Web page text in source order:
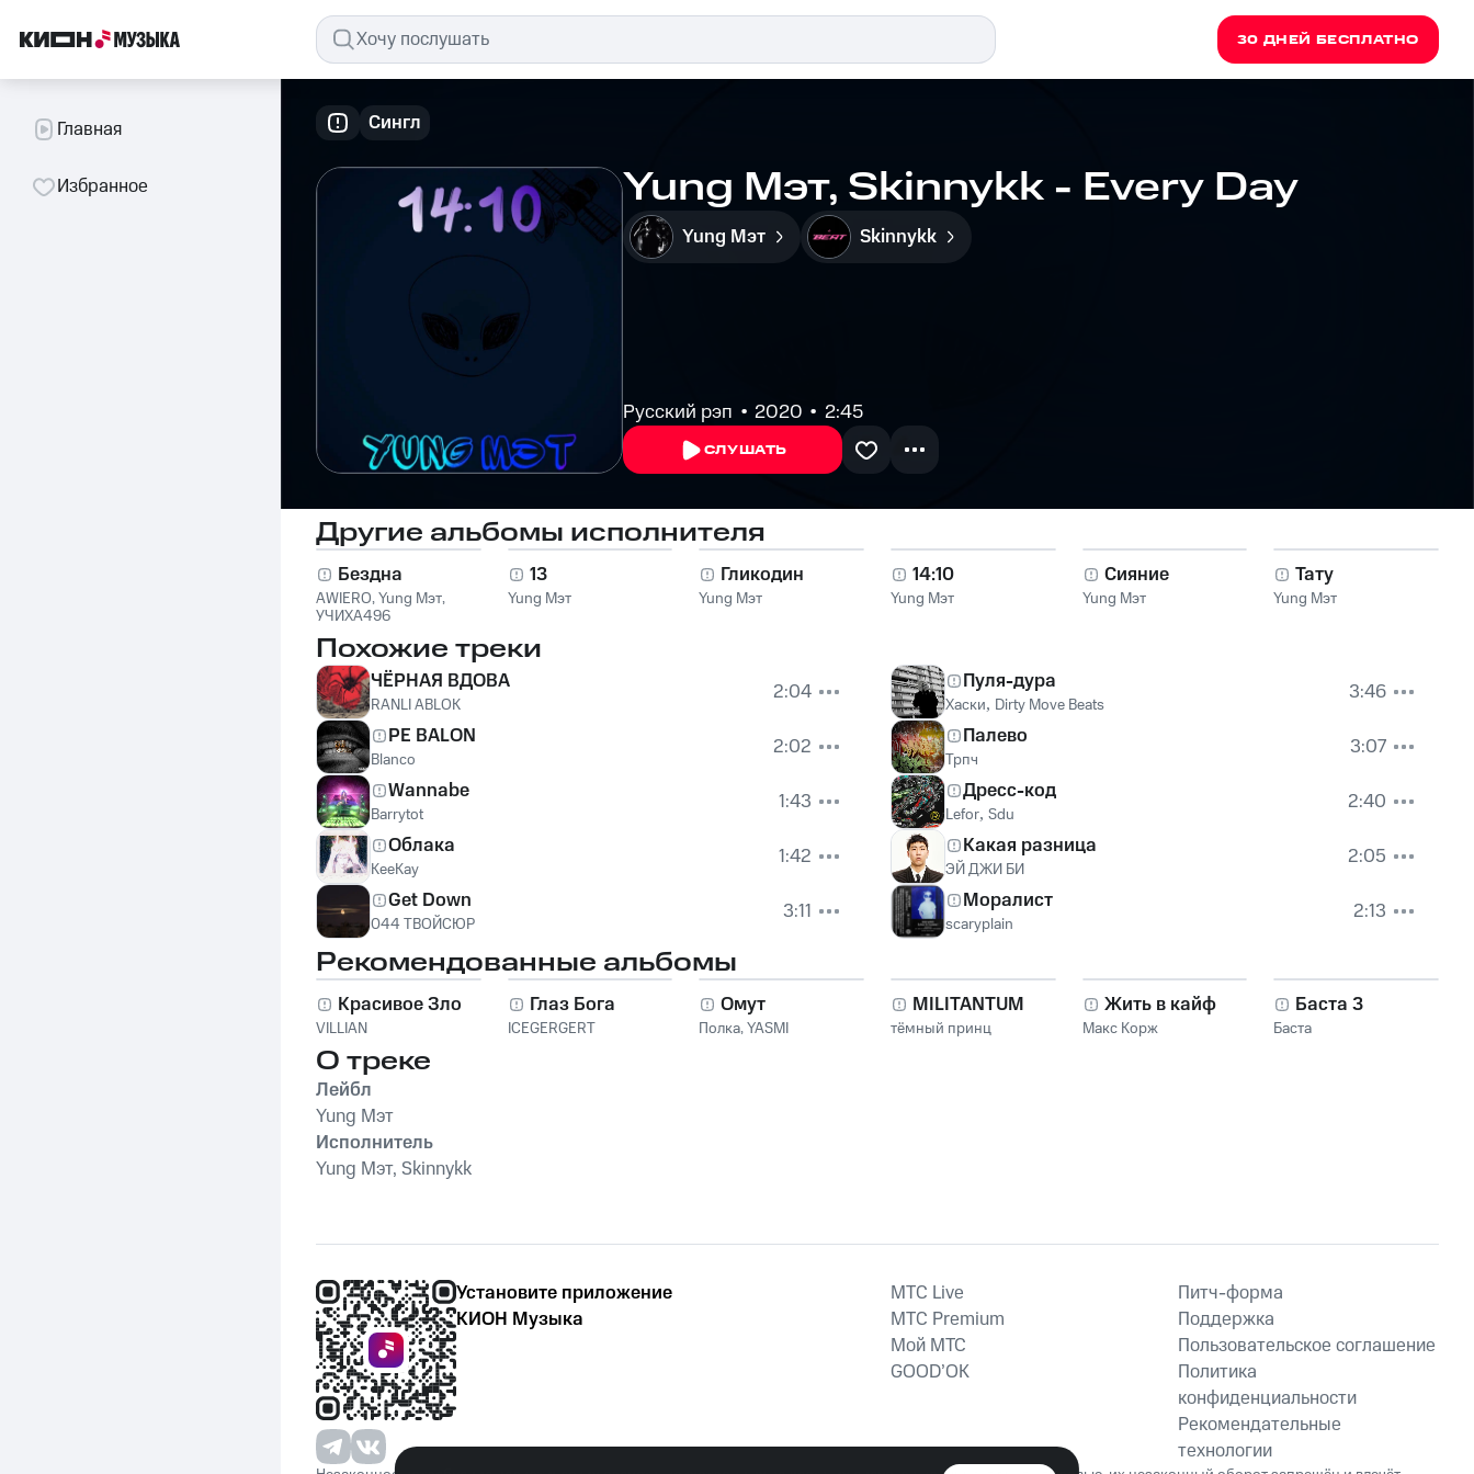
30 ДНЕЙ БЕСПЛАТНО
Главная
Избранное
Сингл
Yung Мэт, Skinnykk - Every Day
Yung Мэт Skinnykk
Русский рэп 2020 2:45
СЛУШАТЬ
Другие альбомы исполнителя
Бездна
AWIERO,Yung Мэт,
УЧИХА496
13
Yung Мэт
Гликодин
Yung Мэт
14:10
Yung Мэт
Сияние
Yung Мэт
Тату
Yung Мэт
Похожие треки
ЧЁРНАЯ ВДОВА
RANLI ABLOK
2:04
PE BALON
Blanco
2:02
Wannabe
Barrytot
1:43
Облака
KeeKay
1:42
Get Down
044 ТВОЙСЮР 3:11
Пуля-дура
Хаски, Dirty Move Beats
3:46
Палево
Трпч
3:07
Дресс-код
Lefor, Sdu
2:40
Какая разница
ЭЙ ДЖИ БИ
2:05
Моралист
scaryplain 2:13
Рекомендованные альбомы
Красивое Зло
VILLIAN
Глаз Бога
ICEGERGERT
Омут
Полка,YASMI
MILITANTUM
тёмный принц
Жить в кайф
Макс Корж
Баста 3
Баста
О треке
Лейбл
Yung Мэт
Исполнитель
Yung Мэт, Skinnykk
Установите приложение
КИОН Музыка
MTС Live
MTС Premium
Мой МТС
GOOD’OK
Питч-форма
Поддержка
Пользовательское соглашение
Политика
конфиденциальности
Рекомендательные
технологии